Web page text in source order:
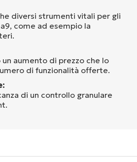
diversi strumenti vitali per gli
come ad esempio la
aumento di prezzo che lo
di funzionalità offerte.
di un controllo granulare